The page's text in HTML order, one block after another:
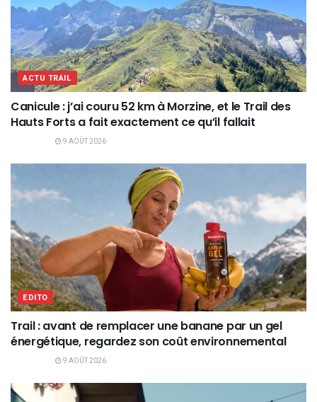
ACTU TRAIL
Canicule : j’ai couru 52 km à Morzine, et le Trail des
Hauts Forts a fait exactement ce qu’il fallait
9 AOÛT 2026
EDITO
Trail : avant de remplacer une banane par un gel
énergétique, regardez son coût environnemental
9 AOÛT 2026